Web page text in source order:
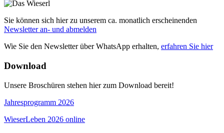
Sie können sich hier zu unserem ca. monatlich erscheinenden
Newsletter an- und abmelden
Wie Sie den Newsletter über WhatsApp erhalten, erfahren Sie hier
Download
Unsere Broschüren stehen hier zum Download bereit!
Jahresprogramm 2026
WieserLeben 2026 online